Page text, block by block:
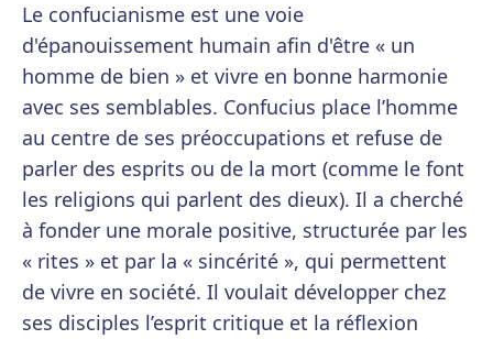
Le confucianisme est une voie
d'épanouissement humain afin d'être « un
homme de bien » et vivre en bonne harmonie
avec ses semblables. Confucius place l’homme
au centre de ses préoccupations et refuse de
parler des esprits ou de la mort (comme le font
les religions qui parlent des dieux). Il a cherché
à fonder une morale positive, structurée par les
« rites » et par la « sincérité », qui permettent
de vivre en société. Il voulait développer chez
ses disciples l’esprit critique et la réflexion